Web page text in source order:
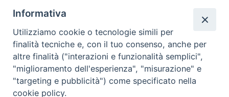
Arcidiocesi di Ravenna-Cervia
CONTATTI
Piazza Arcivescovado, 1 48121- Ravenna
Informativa
Utilizziamo cookie o tecnologie simili per
finalità tecniche e, con il tuo consenso, anche per
altre finalità ("interazioni e funzionalità semplici",
"miglioramento dell'esperienza", "misurazione" e
"targeting e pubblicità") come specificato nella
cookie policy.